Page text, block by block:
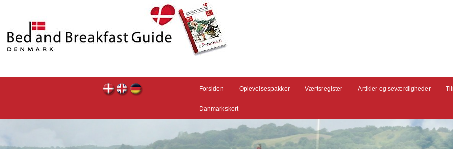
Forsiden Oplevelsespakker Værtsregister Artikler og seværdigheder
Danmarkskort